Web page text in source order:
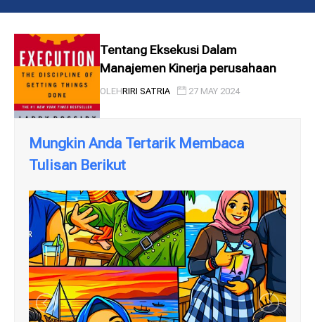
Tentang Eksekusi Dalam
Manajemen Kinerja perusahaan
OLEHRIRI SATRIA 27 MAY 2024
Mungkin Anda Tertarik Membaca
Tulisan Berikut